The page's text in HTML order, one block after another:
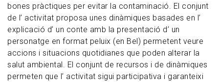
bones pràctiques per evitar la contaminació. El conjunt
de l’ activitat proposa unes dinàmiques basades en l’
explicació d’ un conte amb la presentació d’ un
personatge en format peluix (en Bel) permetent veure
accions i situacions quotidianes que poden alterar la
salut ambiental. El conjunt de recursos i de dinàmiques
permeten que l’ activitat sigui participativa i garanteixi